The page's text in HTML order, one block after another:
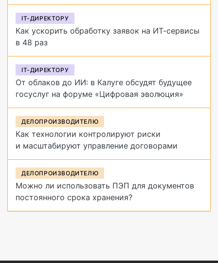
от него избавиться
IT-ДИРЕКТОРУ
Как ускорить обработку заявок на ИТ-сервисы
в 48 раз
IT-ДИРЕКТОРУ
От облаков до ИИ: в Калуге обсудят будущее
госуслуг на форуме «Цифровая эволюция»
ДЕЛОПРОИЗВОДИТЕЛЮ
Как технологии контролируют риски
и масштабируют управление договорами
ДЕЛОПРОИЗВОДИТЕЛЮ
Можно ли использовать ПЭП для документов
постоянного срока хранения?